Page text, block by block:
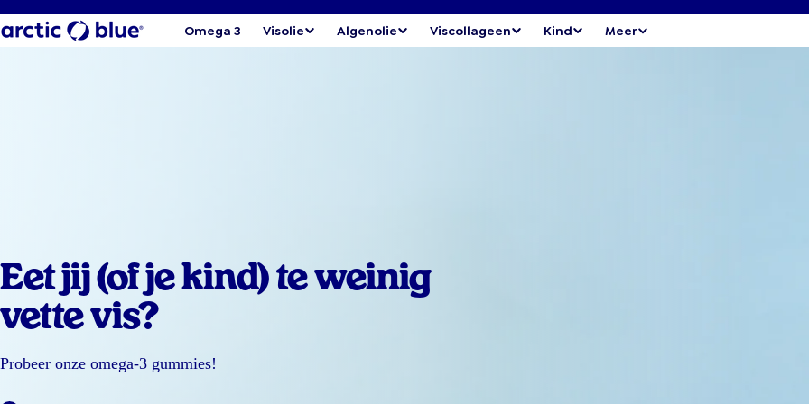
Omega 3 Visolie Algenolie Viscollageen Kind Meer
Eet jij (of je kind) te weinig
vette vis?
Probeer onze omega-3 gummies!